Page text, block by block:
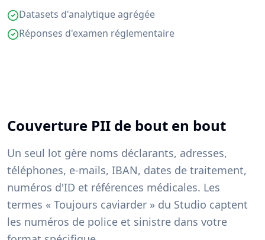
Datasets d'analytique agrégée
Réponses d'examen réglementaire
Couverture PII de bout en bout
Un seul lot gère noms déclarants, adresses,
téléphones, e-mails, IBAN, dates de traitement,
numéros d'ID et références médicales. Les
termes « Toujours caviarder » du Studio captent
les numéros de police et sinistre dans votre